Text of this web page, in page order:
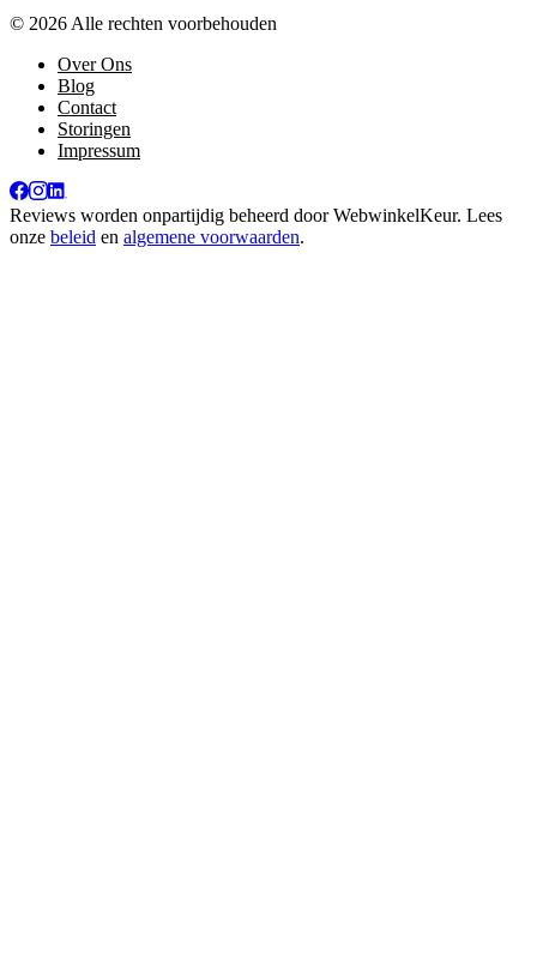
© 2026 Alle rechten voorbehouden
Over Ons
Blog
Contact
Storingen
Impressum
Reviews worden onpartijdig beheerd doorWebwinkelKeur. Lees
onze beleid en algemene voorwaarden.